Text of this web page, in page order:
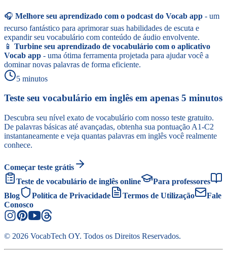
🎧 Melhore seu aprendizado com o podcast do Vocab app - um
recurso fantástico para aprimorar suas habilidades de escuta e
expandir seu vocabulário com conteúdo de áudio envolvente.
📱 Turbine seu aprendizado de vocabulário com o aplicativo
Vocab app - uma ótima ferramenta projetada para ajudar você a
dominar novas palavras de forma eficiente.
5 minutos
Teste seu vocabulário em inglês em apenas 5 minutos
Descubra seu nível exato de vocabulário com nosso teste gratuito.
De palavras básicas até avançadas, obtenha sua pontuação A1-C2
instantaneamente e veja quantas palavras em inglês você realmente
conhece.
Começar teste grátis
Teste de vocabulário de inglês online
Para professores
Blog
Política de Privacidade Termos de Utilização
Fale
Conosco
© 2026 VocabTech OY. Todos os Direitos Reservados.